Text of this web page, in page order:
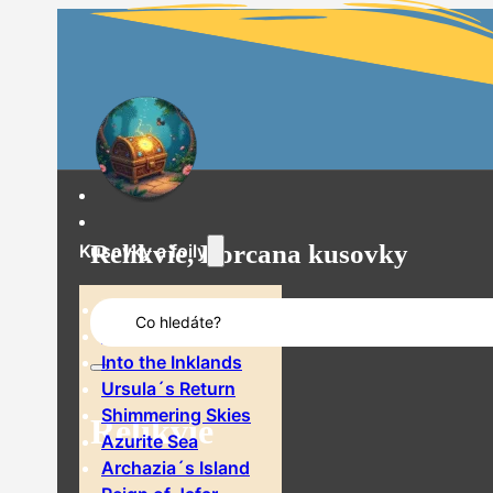
Relikvie, Lorcana kusovky
Search
...
Relikvie
Kusovky a foily
Rise of the Floodborn
Into the Inklands
Ursula´s Return
Shimmering Skies
Azurite Sea
Archazia´s Island